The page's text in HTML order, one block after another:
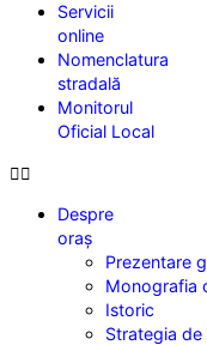
Servicii
online
Nomenclatura
stradală
Monitorul
Oficial Local
Despre
oraș
Prezentare
Monografia
Istoric
Strategia